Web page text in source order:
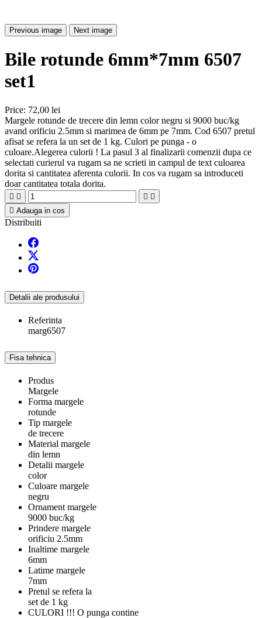
Previous image Next image
Bile rotunde 6mm*7mm 6507
set1
Price: 72,00 lei
Margele rotunde de trecere din lemn color negru si 9000 buc/kg
avand orificiu 2.5mm si marimea de 6mm pe 7mm. Cod 6507 pretul
afisat se refera la un set de 1 kg. Culori pe punga - o
culoare.Alegerea culorii ! La pasul 3 al finalizarii comenzii dupa ce
selectati curierul va rugam sa ne scrieti in campul de text culoarea
dorita si cantitatea aferenta culorii. In cos va rugam sa introduceti
doar cantitatea totala dorita.
   
 Adauga in cos
Distribuiti
Detalii ale produsului
Referinta
marg6507
Fisa tehnica
Produs
Margele
Forma margele
rotunde
Tip margele
de trecere
Material margele
din lemn
Detalii margele
color
Culoare margele
negru
Ornament margele
9000 buc/kg
Prindere margele
orificiu 2.5mm
Inaltime margele
6mm
Latime margele
7mm
Pretul se refera la
set de 1 kg
CULORI !!! O punga contine